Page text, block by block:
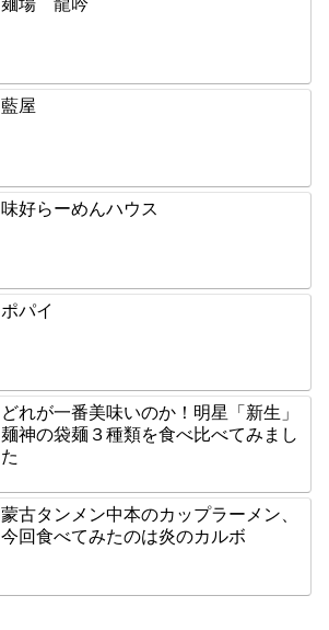
藍屋
味好らーめんハウス
ポパイ
どれが一番美味いのか！明星「新生」
麺神の袋麺３種類を食べ比べてみまし
た
蒙古タンメン中本のカップラーメン、
今回食べてみたのは炎のカルボ